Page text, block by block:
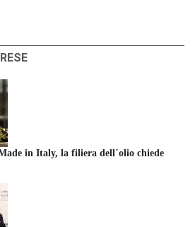
in Italy, la filiera dell´olio chiede